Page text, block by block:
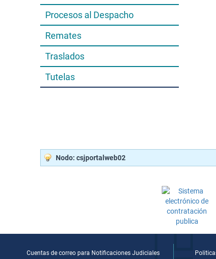
Procesos al Despacho
Remates
Traslados
Tutelas
Nodo: csjportalweb02
Cuentas de correo para Notificaciones Judiciales